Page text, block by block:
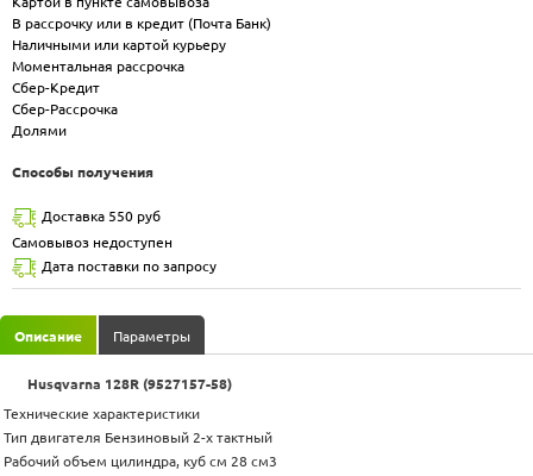
В рассрочку или в кредит (Почта Банк)
Наличными или картой курьеру
Моментальная рассрочка
Сбер-Кредит
Сбер-Рассрочка
Долями
Способы получения
Доставка 550 руб
Самовывоз недоступен
Дата поставки по запросу
Описание Параметры
Husqvarna 128R (9527157-58)
Технические характеристики
Тип двигателя Бензиновый 2-х тактный
Рабочий объем цилиндра, куб см 28 см3